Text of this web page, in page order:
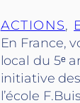
ACTIONS,
En France,
local du 5ᵉ
initiative
l’école